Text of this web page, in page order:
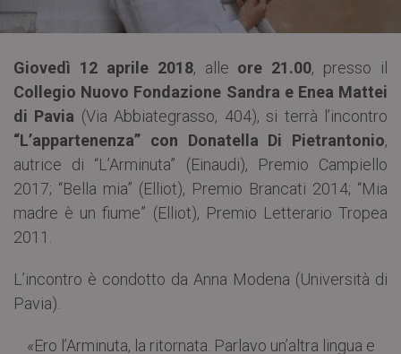
Giovedì 12 aprile 2018, alle ore 21.00, presso il
Collegio Nuovo Fondazione Sandra e Enea Mattei
di Pavia (Via Abbiategrasso, 404), si terrà l’incontro
“L’appartenenza” con Donatella Di Pietrantonio,
autrice di “L’Arminuta” (Einaudi), Premio Campiello
2017; “Bella mia” (Elliot), Premio Brancati 2014; “Mia
madre è un fiume” (Elliot), Premio Letterario Tropea
2011.
L’incontro è condotto da Anna Modena (Università di
Pavia).
«Ero l’Arminuta, la ritornata. Parlavo un’altra lingua e